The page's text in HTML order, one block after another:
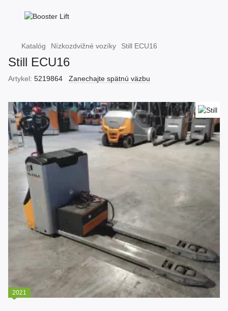
Katalóg Nízkozdvižné vozíky Still ECU16
Still ECU16
Artykel: 5219864 Zanechajte spätnú väzbu
2021